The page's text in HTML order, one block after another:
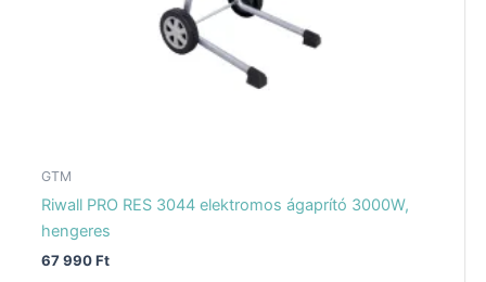
GTM
Riwall PRO RES 3044 elektromos ágaprító 3000W,
hengeres
67 990Ft